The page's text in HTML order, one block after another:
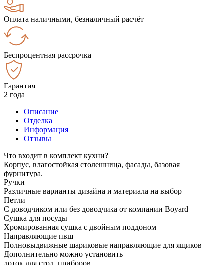
Оплата наличными, безналичный расчёт
Беспроцентная рассрочка
Гарантия
2 года
Описание
Отделка
Информация
Отзывы
Что входит в комплект кухни?
Корпус, влагостойкая столешница, фасады, базовая
фурнитура.
Ручки
Различные варианты дизайна и материала на выбор
Петли
С доводчиком или без доводчика от компании Boyard
Сушка для посуды
Хромированная сушка с двойным поддоном
Направляющие пвш
Полновыдвижные шариковые направляющие для ящиков
Дополнительно можно установить
лоток для стол. приборов